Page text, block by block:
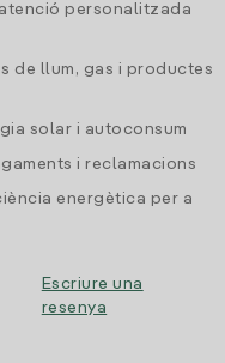
personalitzada
de llum, gas i productes
solar i autoconsum
i reclamacions
energètica per a
Escriure una
resenya